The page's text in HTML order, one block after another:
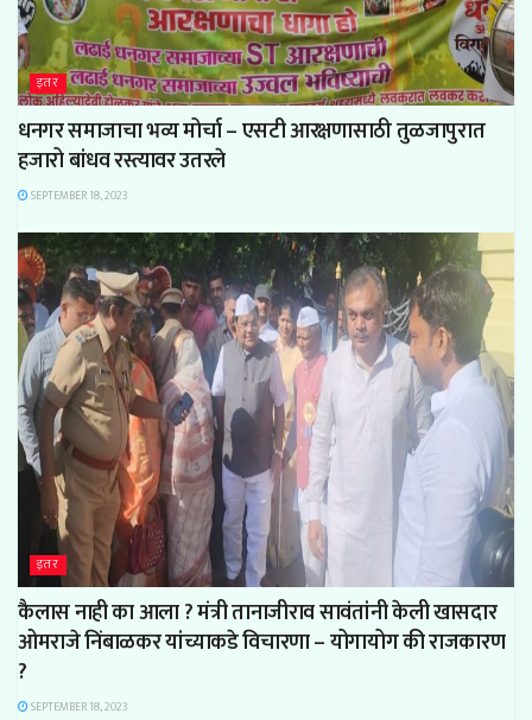
इतर
धनगर समाजाचा भव्य मोर्चा – एसटी आरक्षणासाठी तुळजापुरात
हजारो बांधव रस्त्यावर उतरले
SEPTEMBER 18, 2023
इतर
कैलास नाही का आला ? मंत्री तानाजीराव सावंतांनी केली खासदार
ओमराजे निंबाळकर यांच्याकडे विचारणा – योगायोग की राजकारण
?
SEPTEMBER 18, 2023